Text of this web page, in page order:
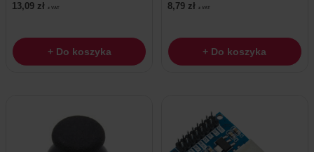
13,09 zł z VAT
+ Do koszyka
8,79 zł z VAT
+ Do koszyka